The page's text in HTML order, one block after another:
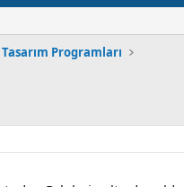
Programları